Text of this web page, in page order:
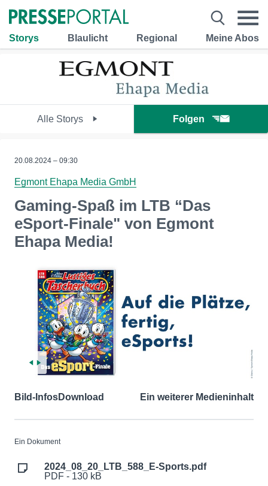
Storys Blaulicht Regional Meine Abos
Alle Storys Folgen
20.08.2024 – 09:30
Egmont Ehapa Media GmbH
Gaming-Spaß im LTB “Das
eSport-Finale" von Egmont
Ehapa Media!
Bild-InfosDownload Ein weiterer Medieninhalt
Ein Dokument
2024_08_20_LTB_588_E-Sports.pdf
PDF - 130 kB